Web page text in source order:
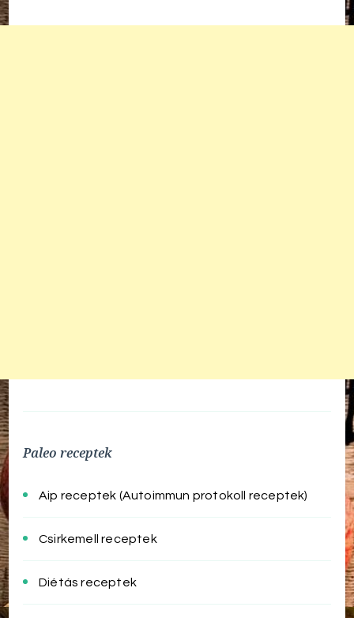
Paleo receptek
Aip receptek (Autoimmun protokoll receptek)
Csirkemell receptek
Diétás receptek